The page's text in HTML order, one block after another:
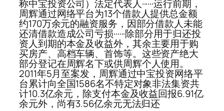
称中宝投资公司）法定代表人······运行前期，
周辉通过网络平台为13个借款人提供总金额
约170万余元的融资服务，因部分借款人未能
还清借款造成公司亏损······除部分用于归还投
资人到期的本金及收益外，其余主要用于购
买房产、高档车辆、首饰等。这些资产绝大
部分登记在周辉名下或供周辉个人使用。
2011年5月至案发，周辉通过中宝投资网络平
台累计向全国1586名不特定对象非法集资共
计10.3亿余元，除支付本金及收益回报6.91亿
余元外，尚有3.56亿余元无法归还